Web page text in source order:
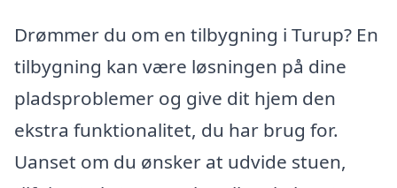
Drømmer du om en tilbygning i Turup? En
tilbygning kan være løsningen på dine
pladsproblemer og give dit hjem den
ekstra funktionalitet, du har brug for.
Uanset om du ønsker at udvide stuen,